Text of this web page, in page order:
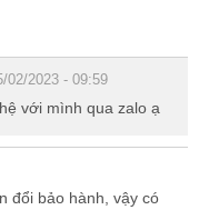
02/2023 - 09:59
với mình qua zalo ạ
đổi bảo hành, vậy có